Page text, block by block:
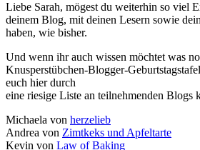
Liebe Sarah, mögest du weiterhin so viel
deinem Blog, mit deinen Lesern sowie
haben, wie bisher.
Und wenn ihr auch wissen möchtet was
Knusperstübchen-Blogger-
euch hier durch
eine riesige Liste an teilnehmenden Blogs
Michaela von herzelieb
Andrea von Zimtkeks und Apfeltarte
Kevin von Law of Baking